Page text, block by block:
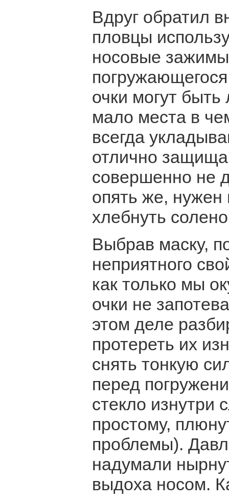
Вдруг обратил
пловцы
носовые
очки могут
мало места в
всегда
отлично
совершенно не
опять же,
хлебнуть
Выбрав маску,
неприятного
как только мы
очки не
этом деле
протереть их
снять тонкую
перед
стекло изнутри
простому,
проблемы).
надумали
выдоха носом.